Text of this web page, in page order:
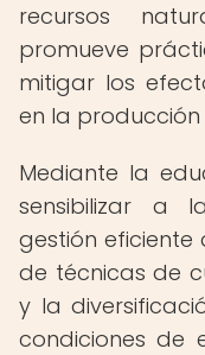
recursos
promueve
mitigar los
en la
Mediante la
sensibilizar a
gestión
de técnicas de
y la
condiciones de